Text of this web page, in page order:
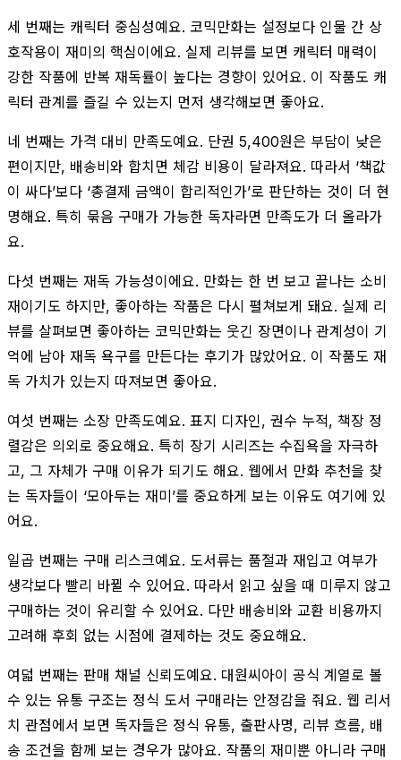
세 번째는 캐릭터 중심성예요. 코믹만화는 설정보다 인물 간 상
호작용이 재미의 핵심이에요. 실제 리뷰를 보면 캐릭터 매력이
강한 작품에 반복 재독률이 높다는 경향이 있어요. 이 작품도 캐
릭터 관계를 즐길 수 있는지 먼저 생각해보면 좋아요.
네 번째는 가격 대비 만족도예요. 단권 5,400원은 부담이 낮은
편이지만, 배송비와 합치면 체감 비용이 달라져요. 따라서 ‘책값
이 싸다’보다 ‘총결제 금액이 합리적인가’로 판단하는 것이 더 현
명해요. 특히 묶음 구매가 가능한 독자라면 만족도가 더 올라가
요.
다섯 번째는 재독 가능성이에요. 만화는 한 번 보고 끝나는 소비
재이기도 하지만, 좋아하는 작품은 다시 펼쳐보게 돼요. 실제 리
뷰를 살펴보면 좋아하는 코믹만화는 웃긴 장면이나 관계성이 기
억에 남아 재독 욕구를 만든다는 후기가 많았어요. 이 작품도 재
독 가치가 있는지 따져보면 좋아요.
여섯 번째는 소장 만족도예요. 표지 디자인, 권수 누적, 책장 정
렬감은 의외로 중요해요. 특히 장기 시리즈는 수집욕을 자극하
고, 그 자체가 구매 이유가 되기도 해요. 웹에서 만화 추천을 찾
는 독자들이 ‘모아두는 재미’를 중요하게 보는 이유도 여기에 있
어요.
일곱 번째는 구매 리스크예요. 도서류는 품절과 재입고 여부가
생각보다 빨리 바뀔 수 있어요. 따라서 읽고 싶을 때 미루지 않고
구매하는 것이 유리할 수 있어요. 다만 배송비와 교환 비용까지
고려해 후회 없는 시점에 결제하는 것도 중요해요.
여덟 번째는 판매 채널 신뢰도예요. 대원씨아이 공식 계열로 볼
수 있는 유통 구조는 정식 도서 구매라는 안정감을 줘요. 웹 리서
치 관점에서 보면 독자들은 정식 유통, 출판사명, 리뷰 흐름, 배
송 조건을 함께 보는 경우가 많아요. 작품의 재미뿐 아니라 구매